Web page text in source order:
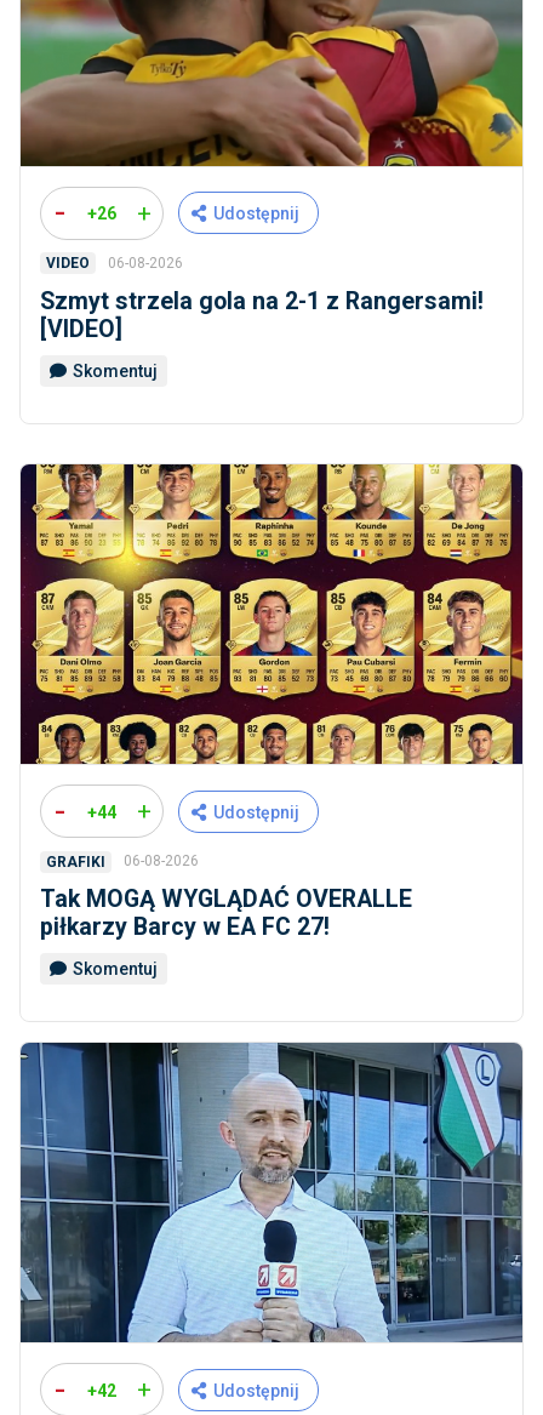
- +26 + Udostępnij
VIDEO 06-08-2026
Szmyt strzela gola na 2-1 z Rangersami!
[VIDEO]
Skomentuj
- +44 + Udostępnij
GRAFIKI 06-08-2026
Tak MOGĄ WYGLĄDAĆ OVERALLE
piłkarzy Barcy w EA FC 27!
Skomentuj
- +42 + Udostępnij